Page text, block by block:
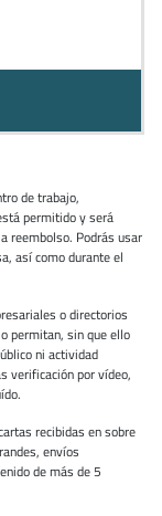
de trabajo,
permitido y será
reembolso. Podrás usar
así como durante el
o directorios
permitan, sin que ello
ni actividad
verificación por vídeo,
recibidas en sobre
envíos
de más de 5